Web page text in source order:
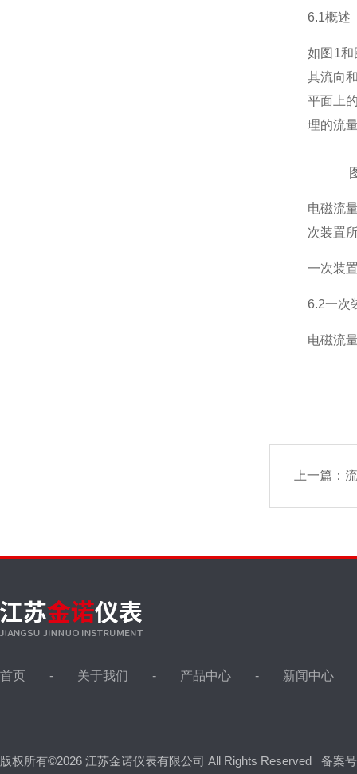
6.1概述
如图1和
其流向
平面上
理的流
图2
电磁流
次装置
一次装
6.2一次
电磁流
上一篇：
首页 关于我们 产品中心 新闻中心
版权所有©2026 江苏金诺仪表有限公司 All Rights Reserved 备案